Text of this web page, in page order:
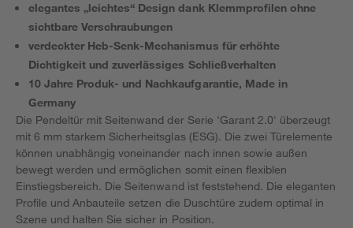
elegantes „leichtes“ Design dank Klemmprofilen ohne
sichtbare Verschraubungen
verdeckter Heb-Senk-Mechanismus für erhöhte
Dichtigkeit und zuverlässiges Schließverhalten
10 Jahre Produk- und Nachkaufgarantie, Made in
Germany
Die Pendeltür mit Seitenwand der Serie 'Garant 2.0' überzeugt
mit 6 mm starkem Sicherheitsglas (ESG). Die zwei Türelemente
können unabhängig voneinander nach innen sowie außen
bewegt werden und ermöglichen somit einen flexiblen
Einstiegsbereich. Die Seitenwand ist feststehend. Die eleganten
Profile und Anbauteile setzen die Duschtüre zudem optimal in
Szene und halten Sie sicher in Position.